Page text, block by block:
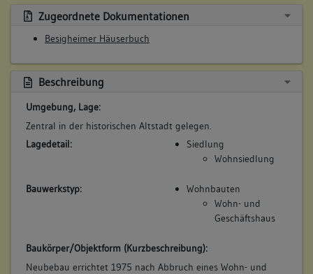
6. Besitzer:in:
(1745 - 1751)
Landauer, Johann Christoph
Bemerkung Familie:
Bemerkung Besitz:
kauft von Schrempf und Bellmann
Beschreibung:
Haus
Beruf / Amt / Titel:
Dachgeschoss(e)
Untergeschoss(e)
Zugeordnete Dokumentationen
Besigheimer Häuserbuch
Beschreibung
Umgebung, Lage:
Zentral in der historischen Altstadt gelegen.
Lagedetail:
Siedlung
Wohnsiedlung
Bauwerkstyp:
Wohnbauten
Wohn- und
Geschäftshaus
Baukörper/Objektform (Kurzbeschreibung):
Neubebau errichtet 1975 nach Abbruch eines Wohn- und